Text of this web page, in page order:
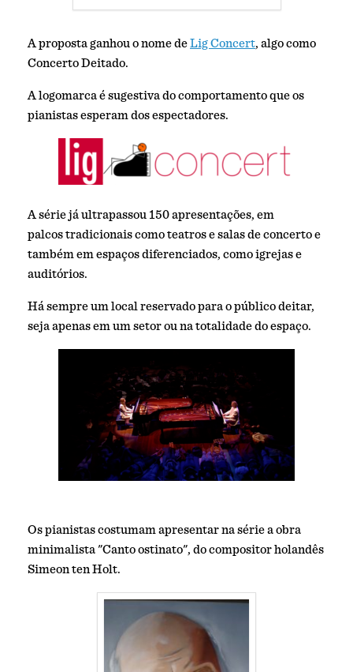
A proposta ganhou o nome deLig Concert, algo como
Concerto Deitado.
A logomarca é sugestiva do comportamento que os
pianistas esperam dos espectadores.
A série já ultrapassou 150 apresentações, em
palcos tradicionais como teatros e salas de concerto e
também em espaços diferenciados, como igrejas e
auditórios.
Há sempre um local reservado para o público deitar,
seja apenas em um setor ou na totalidade do espaço.
Os pianistas costumam apresentar na série a obra
minimalista "Canto ostinato", do compositor holandês
Simeon ten Holt.